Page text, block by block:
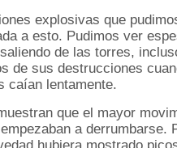
explosivas que
a esto. Pudimos ver
de las torres,
de sus destrucciones
caían lentamente.
que el mayor
a derrumbarse.